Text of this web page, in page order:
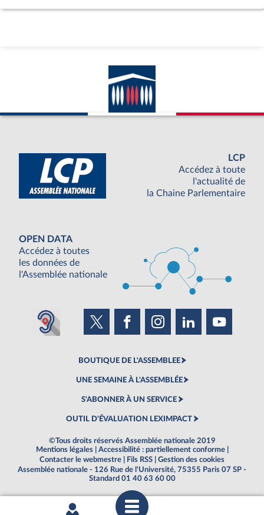
LCP
Accédez à toute
l'actualité de
la Chaine Parlementaire
OPEN DATA
Accédez à toutes
les données de
l'Assemblée nationale
BOUTIQUE DE L'ASSEMBLEE
UNE SEMAINE À L'ASSEMBLÉE
S'ABONNER À UN SERVICE
OUTIL D'ÉVALUATION LEXIMPACT
©Tous droits réservés Assemblée nationale 2019
Mentions légales
Accessibilité : partiellement conforme
Contacter le webmestre
Fils RSS
Gestion des cookies
Assemblée nationale - 126 Rue de l'Université, 75355 Paris 07 SP -
Standard 01 40 63 60 00